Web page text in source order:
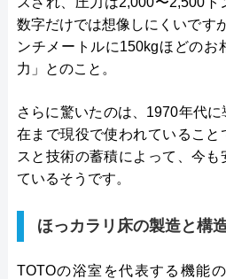
数字だけでは想像しにくいです
ンチメートルに150kgほどのお
力」とのこと。
さらに驚いたのは、1970年代
在まで現役で使われていること
スと技術の蓄積によって、今
ているそうです。
ほっカラリ床の製造と構
TOTOの浴室を代表する機能